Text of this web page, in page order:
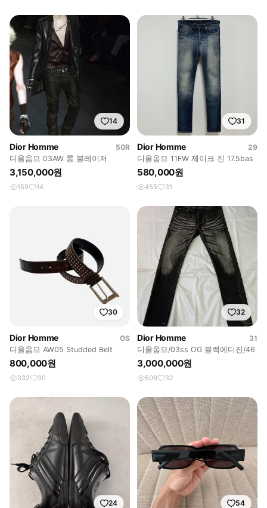
14
Dior Homme
50R
디올옴므 03AW 롱 블레이저
3,150,000원
159 14
31
Dior Homme
29
디올옴므 11FW 제이크 진 17.5bas
580,000원
455 31
30
Dior Homme
OS
디올옴므 AW05 Studded Belt
800,000원
332 30
32
Dior Homme
31
디올옴므/03ss OG 블랙에디진/46
3,000,000원
506 32
24 54